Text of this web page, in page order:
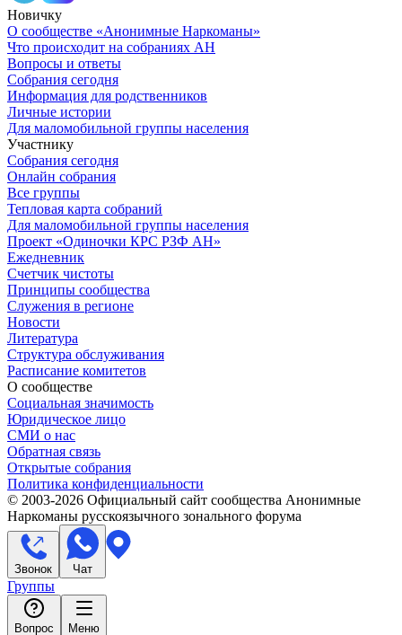
Новичку
О сообществе «Анонимные Наркоманы»
Что происходит на собраниях АН
Вопросы и ответы
Собрания сегодня
Информация для родственников
Личные истории
Для маломобильной группы населения
Участнику
Собрания сегодня
Онлайн собрания
Все группы
Тепловая карта собраний
Для маломобильной группы населения
Проект «Одиночки КРС РЗФ АН»
Ежедневник
Счетчик чистоты
Принципы сообщества
Служения в регионе
Новости
Литература
Структура обслуживания
Расписание комитетов
О сообществе
Социальная значимость
Юридическое лицо
СМИ о нас
Обратная связь
Открытые собрания
Политика конфиденциальности
© 2003-2026 Официальный сайт сообщества Анонимные
Наркоманы русскоязычного зонального форума
Звонок Чат
Группы
Вопрос Меню